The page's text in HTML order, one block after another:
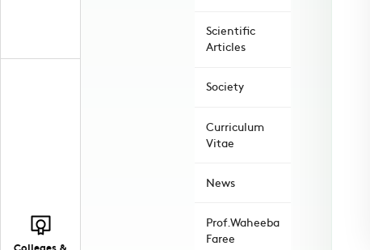
Scientific
Articles
Society
Curriculum
Vitae
News
Prof.Waheeba
Faree